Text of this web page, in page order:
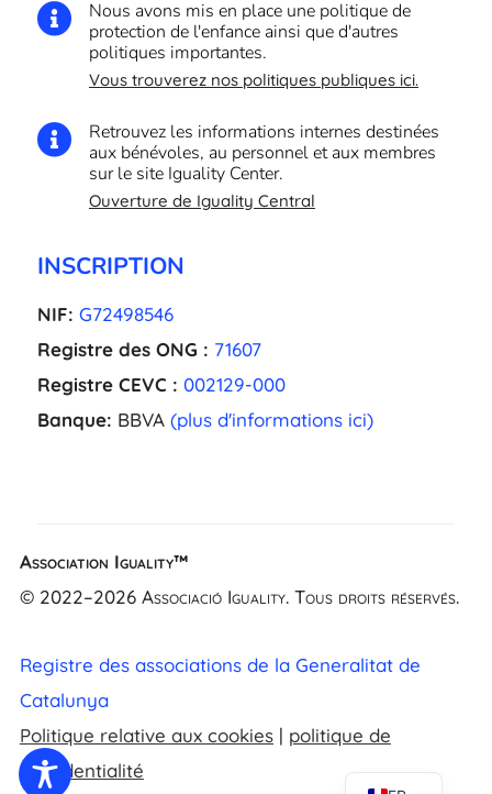

Nous avons mis en place une politique de
protection de l'enfance ainsi que d'autres
politiques importantes.
Vous trouverez nos politiques publiques ici.

Retrouvez les informations internes destinées
aux bénévoles, au personnel et aux membres
sur le site Iguality Center.
Ouverture de Iguality Central
INSCRIPTION
NIF: G72498546
Registre des ONG : 71607
Registre CEVC : 002129-000
Banque: BBVA (plus d'informations ici)
Association Iguality™
© 2022–2026 Associació Iguality. Tous droits réservés.
Registre des associations de la Generalitat de
Catalunya
Politique relative aux cookies| politique de
confidentialité